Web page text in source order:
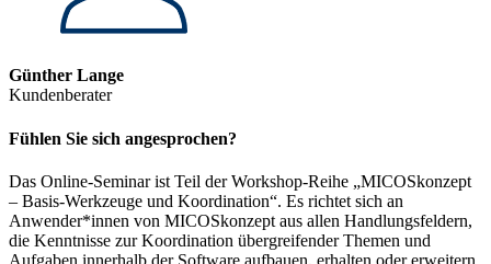
Günther Lange
Kundenberater
Fühlen Sie sich angesprochen?
Das Online-Seminar ist Teil der Workshop-Reihe „MICOSkonzept
– Basis-Werkzeuge und Koordination“. Es richtet sich an
Anwender*innen von MICOSkonzept aus allen Handlungsfeldern,
die Kenntnisse zur Koordination übergreifender Themen und
Aufgaben innerhalb der Software aufbauen, erhalten oder erweitern